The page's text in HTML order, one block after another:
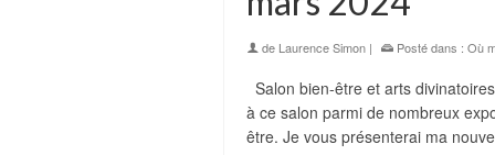
de Laurence Simon | Posté dans : Où
Salon bien-être et arts
à ce salon parmi de nombreux
être. Je vous présenterai ma